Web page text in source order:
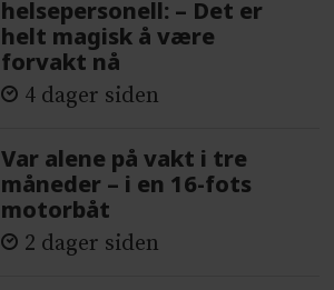
helsepersonell: – Det er
helt magisk å være
forvakt nå
4 dager siden
Var alene på vakt i tre
måneder – i en 16-fots
motorbåt
2 dager siden